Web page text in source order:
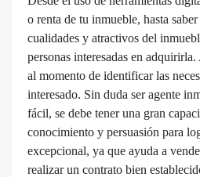
o renta de tu inmueble, hasta
cualidades y atractivos del
personas interesadas en
al momento de identificar las
interesado. Sin duda ser agente
fácil, se debe tener una gran
conocimiento y persuasión para
excepcional, ya que ayuda a
realizar un contrato bien